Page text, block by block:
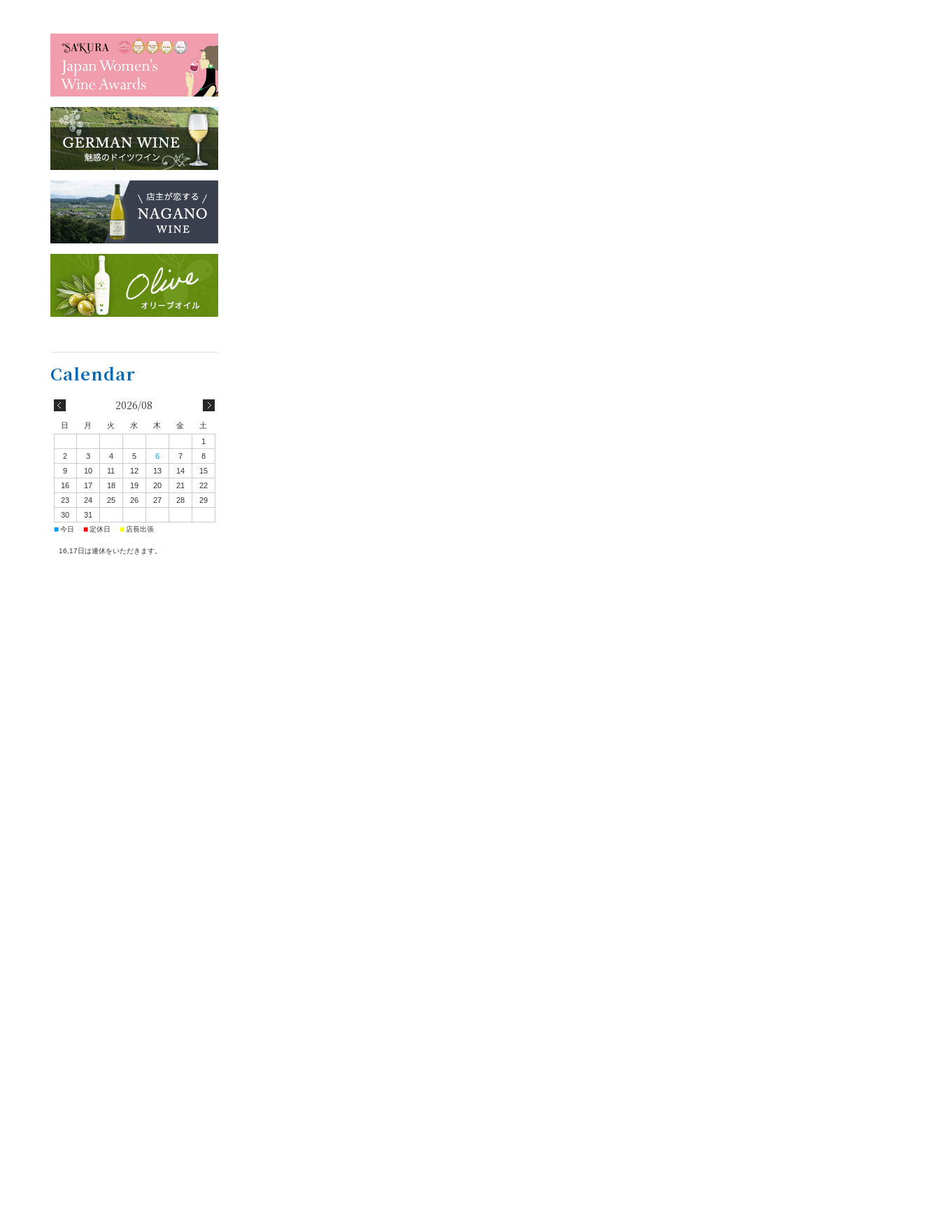
2026/08
日 月 火 水 木 金
土
1
2
3 4 5 6 7
8
9
10 11 12 13 14
15
16
17 18 19 20 21
22
23
24 25 26 27 28
29
30
31
■ 今日 ■ 定休日 ■ 店長出張
16,17日は連休をいただきます。